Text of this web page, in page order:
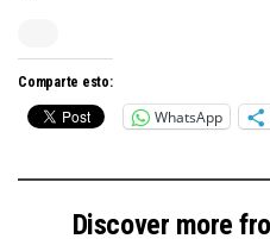
Comparte esto:
WhatsApp
Discover more